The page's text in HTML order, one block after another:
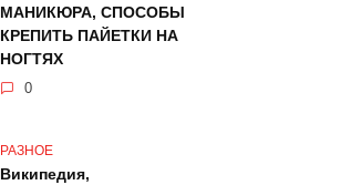
МАНИКЮРА, СПОСОБЫ
КРЕПИТЬ ПАЙЕТКИ НА
НОГТЯХ
0
РАЗНОЕ
Википедия,